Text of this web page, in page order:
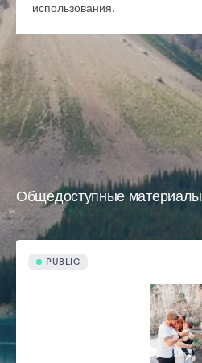
использования.
Общедоступные материалы
PUBLIC